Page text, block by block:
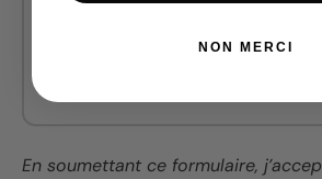
En soumettant ce formulaire,
NON MERCI